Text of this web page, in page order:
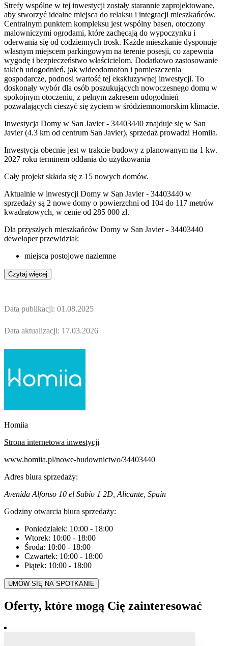
Strefy wspólne w tej inwestycji zostały starannie zaprojektowane,
aby stworzyć idealne miejsca do relaksu i integracji mieszkańców.
Centralnym punktem kompleksu jest wspólny basen, otoczony
malowniczymi ogrodami, które zachęcają do wypoczynku i
oderwania się od codziennych trosk. Każde mieszkanie dysponuje
własnym miejscem parkingowym na terenie posesji, co zapewnia
wygodę i bezpieczeństwo właścicielom. Dodatkowo zastosowanie
takich udogodnień, jak wideodomofon i pomieszczenia
gospodarcze, podnosi wartość tej ekskluzywnej inwestycji. To
doskonały wybór dla osób poszukujących nowoczesnego domu w
spokojnym otoczeniu, z pełnym zakresem udogodnień
pozwalających cieszyć się życiem w śródziemnomorskim klimacie.
Inwestycja Domy w San Javier - 34403440 znajduje się w San
Javier (4.3 km od centrum San Javier), sprzedaż prowadzi Homiia.
Inwestycja obecnie jest w trakcie budowy z planowanym na 1 kw.
2027 roku terminem oddania do użytkowania
Cały projekt składa się z 15 nowych domów.
Aktualnie w inwestycji Domy w San Javier - 34403440 w
sprzedaży są 2 nowe domy o powierzchni od 104 do 117 metrów
kwadratowych, w cenie od 285 000 zł.
Dla przyszłych mieszkańców Domy w San Javier - 34403440
deweloper przewidział:
miejsca postojowe naziemne
Czytaj więcej
Data publikacji: 01.08.2025
Data aktualizacji: 17.03.2026
Homiia
Strona internetowa inwestycji
www.homiia.pl/nowe-budownictwo/34403440
Adres biura sprzedaży:
Avenida Alfonso 10 el Sabio 1 2D, Alicante, Spain
Godziny otwarcia biura sprzedaży:
Poniedziałek: 10:00 - 18:00
Wtorek: 10:00 - 18:00
Środa: 10:00 - 18:00
Czwartek: 10:00 - 18:00
Piątek: 10:00 - 18:00
UMÓW SIĘ NA SPOTKANIE
Oferty, które mogą Cię zainteresować